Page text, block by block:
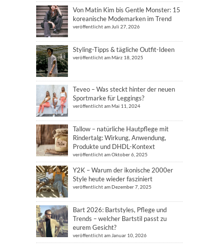
Von Matin Kim bis Gentle Monster: 15
koreanische Modemarken im Trend
veröffentlicht am Juli 27, 2026
Styling-Tipps & tägliche Outfit-Ideen
veröffentlicht am März 18, 2025
Teveo – Was steckt hinter der neuen
Sportmarke für Leggings?
veröffentlicht am Mai 11, 2024
Tallow – natürliche Hautpflege mit
Rindertalg: Wirkung, Anwendung,
Produkte und DHDL-Kontext
veröffentlicht am Oktober 6, 2025
Y2K – Warum der ikonische 2000er
Style heute wieder fasziniert
veröffentlicht am Dezember 7, 2025
Bart 2026: Bartstyles, Pflege und
Trends – welcher Bartstil passt zu
eurem Gesicht?
veröffentlicht am Januar 10, 2026